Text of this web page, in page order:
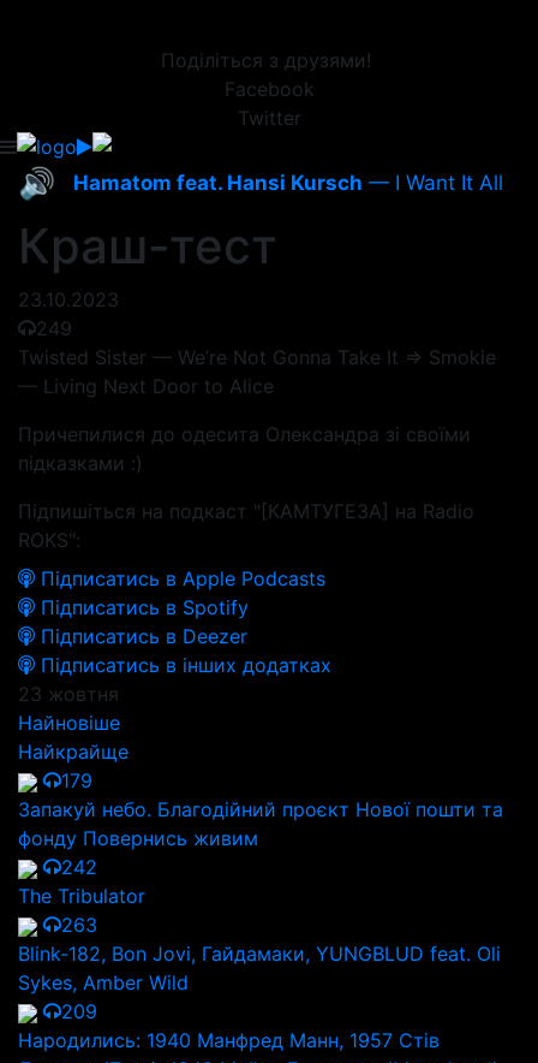
Поділіться з друзями!
Facebook
Twitter
🔊 Hamatom feat. Hansi Kursch — I Want It All
Краш-тест
23.10.2023
249
Twisted Sister — We’re Not Gonna Take It => Smokie
— Living Next Door to Alice
Причепилися до одесита Олександра зі своїми
підказками :)
Підпишіться на подкаст "[КАМТУГЕЗА] на Radio
ROKS":
Підписатись в Apple Podcasts
Підписатись в Spotify
Підписатись в Deezer
Підписатись в інших додатках
23 жовтня
Найновіше
Найкрайще
179
Запакуй небо. Благодійний проєкт Нової пошти та
фонду Повернись живим
242
The Tribulator
263
Blink-182, Bon Jovi, Гайдамаки, YUNGBLUD feat. Oli
Sykes, Amber Wild
209
Народились: 1940 Манфред Манн, 1957 Стів